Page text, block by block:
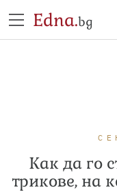
Edna.bg
Как да го
трикове, на